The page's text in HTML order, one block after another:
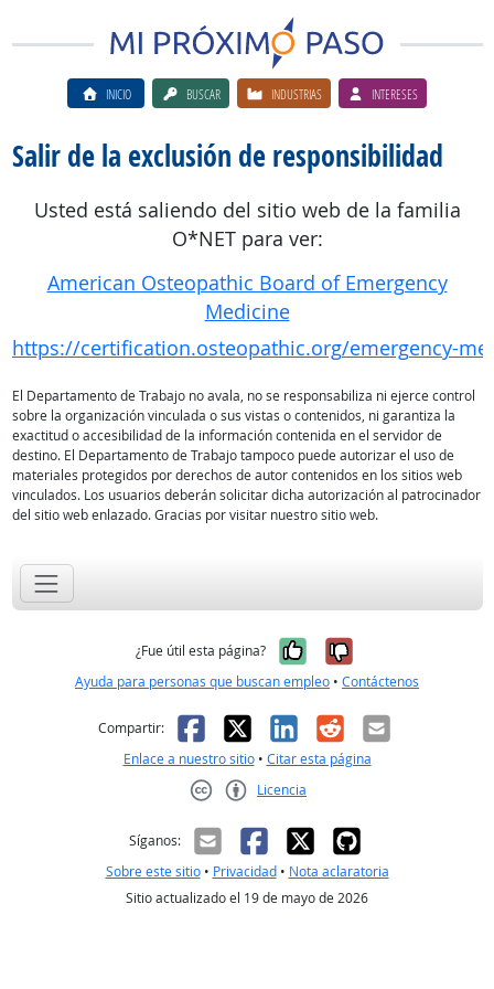
INICIO BUSCAR INDUSTRIAS INTERESES
Salir de la exclusión de responsibilidad
Usted está saliendo del sitio web de la familia
O*NET para ver:
American Osteopathic Board of Emergency
Medicine
https://certification.osteopathic.org/emergency-
El Departamento de Trabajo no avala, no se responsabiliza ni ejerce control
sobre la organización vinculada o sus vistas o contenidos, ni garantiza la
exactitud o accesibilidad de la información contenida en el servidor de
destino. El Departamento de Trabajo tampoco puede autorizar el uso de
materiales protegidos por derechos de autor contenidos en los sitios web
vinculados. Los usuarios deberán solicitar dicha autorización al patrocinador
del sitio web enlazado. Gracias por visitar nuestro sitio web.
¿Fue útil esta página? Sí, fue útil
No, no fue
Ayuda para personas que buscan empleo • Contáctenos
Compartir: Facebook
X LinkedIn
RedditCorreo
Enlace a nuestro sitio• Citar esta página
Licencia
Síganos:
Sobre este sitio• Privacidad• Nota aclaratoria
Sitio actualizado el 19 de mayo de 2026